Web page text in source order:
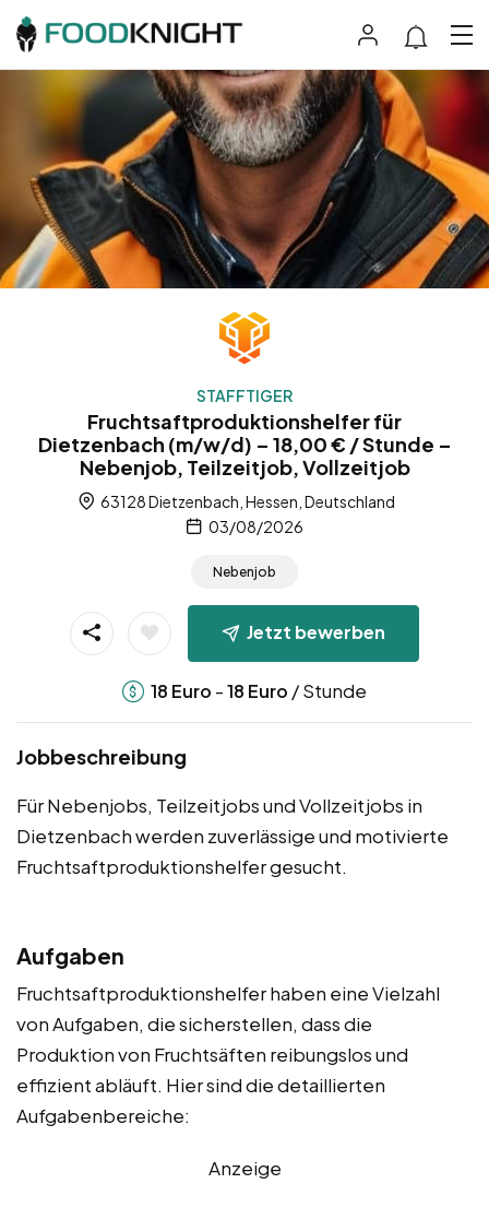
STAFFTIGER
Fruchtsaftproduktionshelfer für
Dietzenbach (m/w/d) – 18,00 € / Stunde –
Nebenjob, Teilzeitjob, Vollzeitjob
63128 Dietzenbach, Hessen, Deutschland
03/08/2026
Nebenjob
Jetzt bewerben
18 Euro -18 Euro / Stunde
Jobbeschreibung
Für Nebenjobs, Teilzeitjobs und Vollzeitjobs in
Dietzenbach werden zuverlässige und motivierte
Fruchtsaftproduktionshelfer gesucht.
Aufgaben
Fruchtsaftproduktionshelfer haben eine Vielzahl
von Aufgaben, die sicherstellen, dass die
Produktion von Fruchtsäften reibungslos und
effizient abläuft. Hier sind die detaillierten
Aufgabenbereiche:
Anzeige